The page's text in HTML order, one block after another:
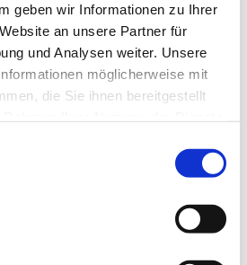
geben wir Informationen zu Ihrer
an unsere Partner für
und Analysen weiter. Unsere
möglicherweise mit
die Sie ihnen bereitgestellt